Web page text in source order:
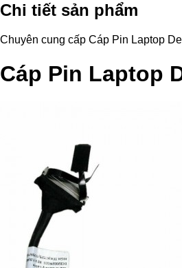
Chi tiết sản phẩm
Chuyên cung cấp Cáp Pin Laptop
Cáp Pin Laptop